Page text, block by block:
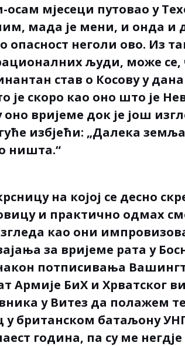
осам мјесеци путовао у
мада је мени, и онда и
неголи ово. Из
људи, може
став о Косову у
је скоро као оно што је
оно вријеме док је још
избјећи: „Далека
ништа.“
на којој се десно
и практично одмах
као они
за вријеме рата у
потписивања
Армије БиХ и Хрватског
у Витез да полажем
у британском батаљону
година, па су ме